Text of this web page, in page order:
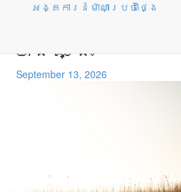
អង្គការនំម៉ាណាប្រចាំថ្ងៃ
បានឈ្នះ
September 13, 2026